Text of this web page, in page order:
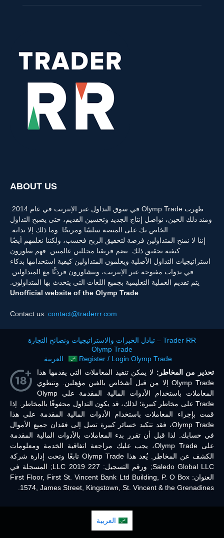
ABOUT US
ومنذ ذلك الحين، نواصل إنتاج الجديد وتحسين القديم، حتى يصبح التداول
الخاص بك على المنصة سلسًا ومربحًا. وما ذلك إلا بداية.
إننا لا نمنح المتداولين فرصة لتحقيق الربح فحسب، ولكننا نعلمهم أيضًا
كيفية تحقيق ذلك. يضم فريقنا محللين عالميين. فهم يطورون
استراتيجيات التداول الأصلية ويعلمون المتداولين كيفية استخدامها بذكاء
في ندوات مفتوحة عبر الإنترنت، ويتشاورون فرديًّا مع المتداولين.
يتم تقديم العملية التعليمية بجميع اللغات التي يتحدث بها المتداولون.
Unofficial website of the Olymp Trade
Contact us: contact@traderrr.com
Trader RR – تبادل الخبرات والاستراتيجيات ونصائح التجارة
Olymp Trade
Register / Login Olymp Trade
العربية
تحذير من المخاطر: لا يمكن تنفيذ المعاملات التي يقدمها هذا
Olymp Trade إلا من قبل أشخاص بالغين مؤهلين. وتنطوي
المعاملات باستخدام الأدوات المالية المقدمة على Olymp
Trade على مخاطر كبيرة؛ لذلك، قد يكون التداول محفوفًا بالمخاطر. إذا
قمت بإجراء المعاملات باستخدام الأدوات المالية المقدمة على هذا
Olymp Trade، فقد تتكبد خسائر كبيرة تصل إلى فقدان جميع الأموال
في حسابك. لذا قبل أن تقرر بدء المعاملات بالأدوات المالية المقدمة
على Olymp Trade، يجب عليك مراجعة اتفاقية الخدمة ومعلومات
الكشف عن المخاطر. يُعد هذا Olymp Trade تابعًا وتحت إدارة شركة
Saledo Global LLC; ورقم التسجيل: 227 LLC 2019; المسجلة في
العنوان: First Floor, First St. Vincent Bank Ltd Building, P. O Box
1574, James Street, Kingstown, St. Vincent & the Grenadines.
العربية